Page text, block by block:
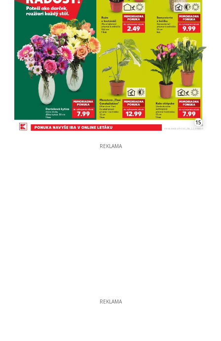
15
REKLAMA
REKLAMA